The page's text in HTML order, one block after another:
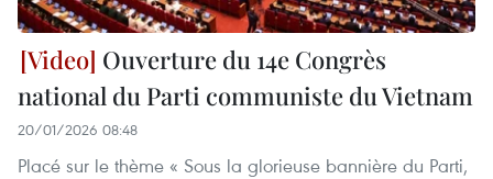
Ouverture du 14e Congrès
national du Parti communiste du Vietnam
20/01/2026 08:48
Placé sur le thème « Sous la glorieuse bannière du Parti,